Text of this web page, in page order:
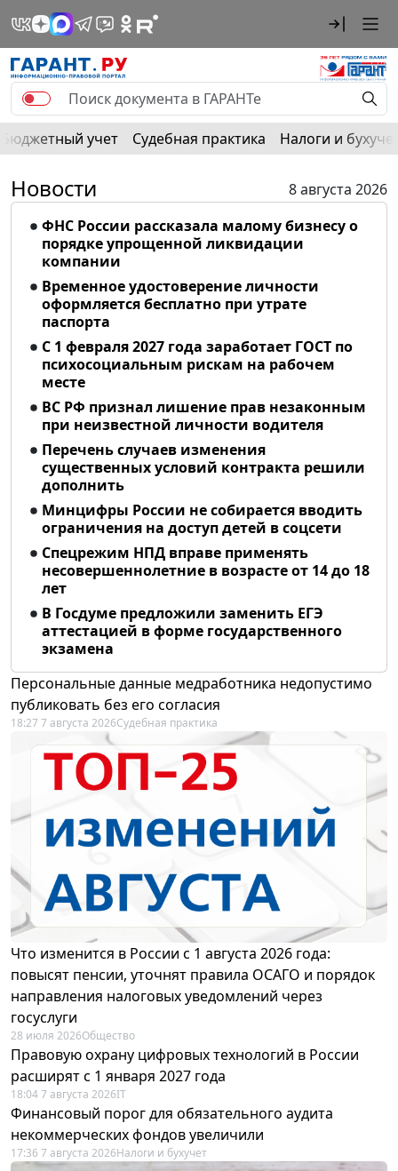
Бюджетный учет Судебная практика Налоги и
Новости
8 августа 2026
ФНС России рассказала малому бизнесу о
порядке упрощенной ликвидации
компании
Временное удостоверение личности
оформляется бесплатно при утрате
паспорта
С 1 февраля 2027 года заработает ГОСТ по
психосоциальным рискам на рабочем
месте
ВС РФ признал лишение прав незаконным
при неизвестной личности водителя
Перечень случаев изменения
существенных условий контракта решили
дополнить
Минцифры России не собирается вводить
ограничения на доступ детей в соцсети
Спецрежим НПД вправе применять
несовершеннолетние в возрасте от 14 до 18
лет
В Госдуме предложили заменить ЕГЭ
аттестацией в форме государственного
экзамена
Персональные данные медработника недопустимо
публиковать без его согласия
18:27 7 августа 2026Судебная практика
Что изменится в России с 1 августа 2026 года:
повысят пенсии, уточнят правила ОСАГО и порядок
направления налоговых уведомлений через
госуслуги
28 июля 2026Общество
Правовую охрану цифровых технологий в России
расширят с 1 января 2027 года
18:04 7 августа 2026IT
Финансовый порог для обязательного аудита
некоммерческих фондов увеличили
17:36 7 августа 2026Налоги и бухучет